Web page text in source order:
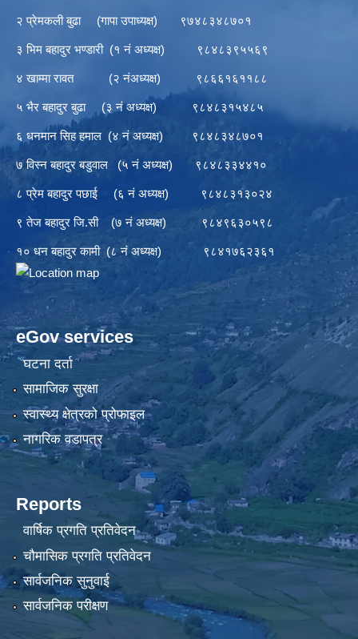
२ प्रेमकली बुढा (गापा उपाध्यक्ष) ९७४८३४८७०१
३ भिम बहादुर भण्डारी (१ नं अध्यक्ष) ९८४८३९५५६९
४ खाम्मा रावत (२ नंअध्यक्ष) ९८६६१६११८८
५ भैर बहादुर बुढा (३ नं अध्यक्ष) ९८४८३१५४८५
६ धनमान सिह हमाल (४ नं अध्यक्ष) ९८४८३४८७०१
७ विस्न बहादुर बडुवाल (५ नं अध्यक्ष) ९८४८३३४४१०
८ प्रेम बहादुर पछाई (६ नं अध्यक्ष) ९८४८३१३०२४
९ तेज बहादुर जि.सी (७ नं अध्यक्ष) ९८४९६३०५९८
१० धन बहादुर कामी (८ नं अध्यक्ष) ९८४१७६२३६१
eGov services
घटना दर्ता
सामाजिक सुरक्षा
स्वास्थ्य क्षेत्रको प्रोफाइल
नागरिक वडापत्र
Reports
वार्षिक प्रगति प्रतिवेदन
चौमासिक प्रगति प्रतिवेदन
सार्वजनिक सुनुवाई
सार्वजनिक परीक्षण